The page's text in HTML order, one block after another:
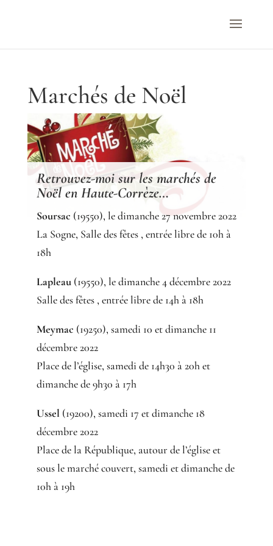
Marchés de Noël
Retrouvez-moi sur les marchés de
Noël en Haute-Corrèze…
Soursac (19550), le dimanche 27 novembre 2022
La Sogne, Salle des fêtes , entrée libre de 10h à
18h
Lapleau (19550), le dimanche 4 décembre 2022
Salle des fêtes , entrée libre de 14h à 18h
Meymac (19250), samedi 10 et dimanche 11
décembre 2022
Place de l’église, samedi de 14h30 à 20h et
dimanche de 9h30 à 17h
Ussel (19200), samedi 17 et dimanche 18
décembre 2022
Place de la République, autour de l’église et
sous le marché couvert, samedi et dimanche de
10h à 19h